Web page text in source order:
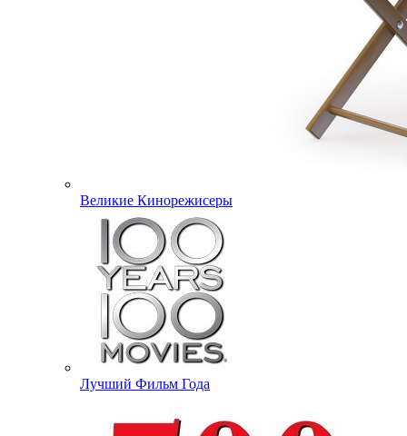
Великие Кинорежисеры
Лучший Фильм Года